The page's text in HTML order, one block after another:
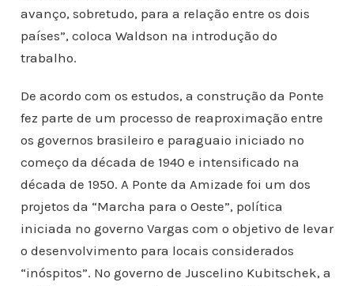
avanço, sobretudo, para a relação entre os dois
países”, coloca Waldson na introdução do
trabalho.
De acordo com os estudos, a construção da Ponte
fez parte de um processo de reaproximação entre
os governos brasileiro e paraguaio iniciado no
começo da década de 1940 e intensificado na
década de 1950. A Ponte da Amizade foi um dos
projetos da “Marcha para o Oeste”, política
iniciada no governo Vargas com o objetivo de levar
o desenvolvimento para locais considerados
“inóspitos”. No governo de Juscelino Kubitschek, a